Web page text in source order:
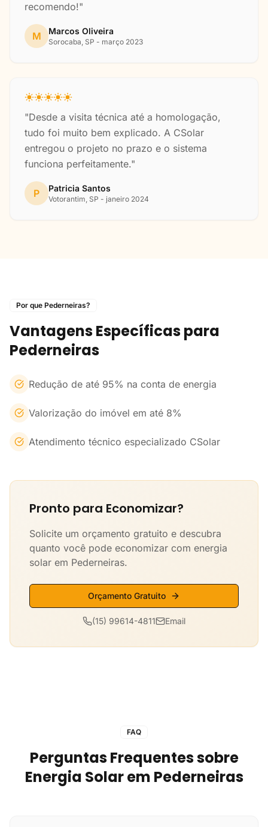
recomendo!"
M Marcos Oliveira
Sorocaba, SP - março 2023
"Desde a visita técnica até a homologação,
tudo foi muito bem explicado. A CSolar
entregou o projeto no prazo e o sistema
funciona perfeitamente."
P Patricia Santos
Votorantim, SP - janeiro 2024
Por que Pederneiras?
Vantagens Específicas para
Pederneiras
Redução de até 95% na conta de energia
Valorização do imóvel em até 8%
Atendimento técnico especializado CSolar
Pronto para Economizar?
Solicite um orçamento gratuito e descubra
quanto você pode economizar com energia
solar em Pederneiras.
Orçamento Gratuito
(15) 99614-4811 Email
FAQ
Perguntas Frequentes sobre
Energia Solar em Pederneiras